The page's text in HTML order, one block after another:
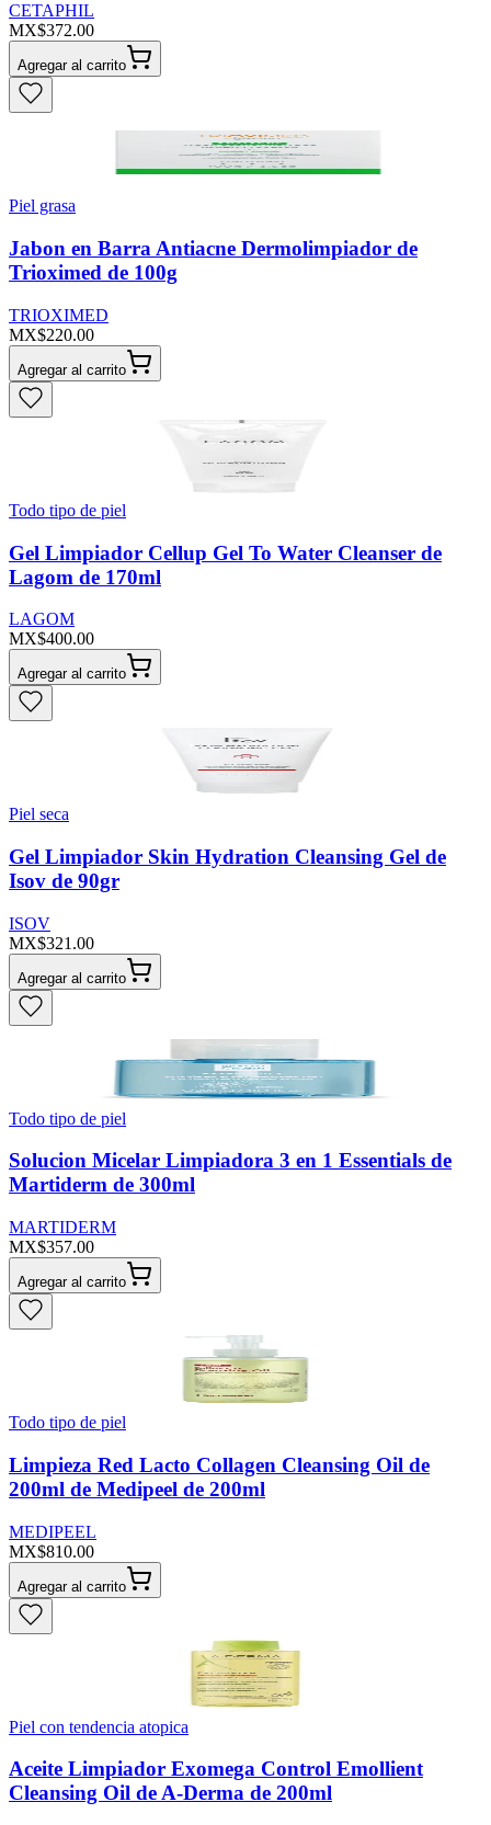
CETAPHIL
MX$372.00
Agregar al carrito
Piel grasa
Jabon en Barra Antiacne Dermolimpiador de
Trioximed de 100g
TRIOXIMED
MX$220.00
Agregar al carrito
Todo tipo de piel
Gel Limpiador Cellup Gel To Water Cleanser de
Lagom de 170ml
LAGOM
MX$400.00
Agregar al carrito
Piel seca
Gel Limpiador Skin Hydration Cleansing Gel de
Isov de 90gr
ISOV
MX$321.00
Agregar al carrito
Todo tipo de piel
Solucion Micelar Limpiadora 3 en 1 Essentials de
Martiderm de 300ml
MARTIDERM
MX$357.00
Agregar al carrito
Todo tipo de piel
Limpieza Red Lacto Collagen Cleansing Oil de
200ml de Medipeel de 200ml
MEDIPEEL
MX$810.00
Agregar al carrito
Piel con tendencia atopica
Aceite Limpiador Exomega Control Emollient
Cleansing Oil de A-Derma de 200ml